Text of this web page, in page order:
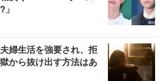
婦生活を強要され、拒
から抜け出す方法はあ